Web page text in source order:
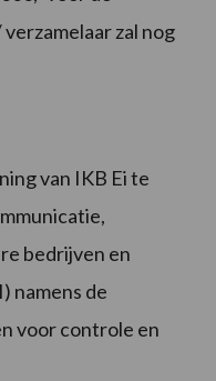
zal nog
van IKB Ei te
bedrijven en
namens de
voor controle en